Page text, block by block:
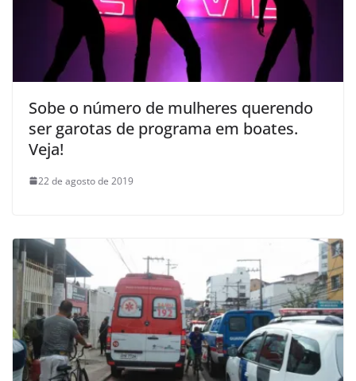
Sobe o número de mulheres querendo
ser garotas de programa em boates.
Veja!
22 de agosto de 2019